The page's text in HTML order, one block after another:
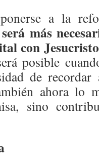
a la
más
con Jesucristo
posible
de
ahora lo
sino